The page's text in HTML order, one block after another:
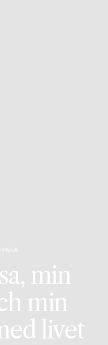
MERA
min
min
livet